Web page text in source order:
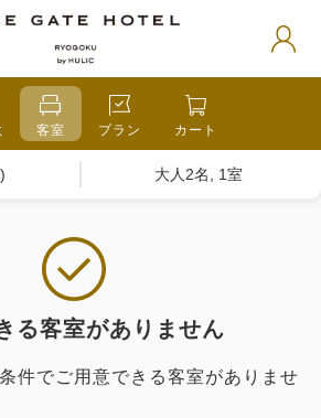
客室 プラン カート
大人2名, 1室
る客室がありません
件でご用意できる客室がありませ